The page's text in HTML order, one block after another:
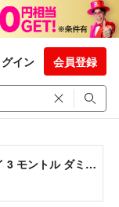
グイン 会員登録
美品☆ルイ・ヴィトン エテュイ 3 モントル ダミエ グラフィット